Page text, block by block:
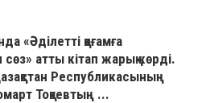
«Әділетті қоғамға
атты кітап жарық көрді.
Республикасының
Тоқаевтың ...